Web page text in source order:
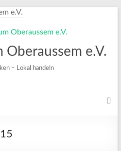
e.V.
– Lokal handeln